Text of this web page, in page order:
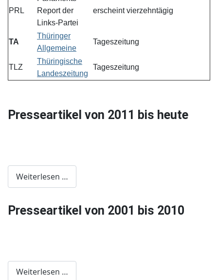
PRL
Report der
Links-Partei
erscheint vierzehntägig
TA
Thüringer
Allgemeine
Tageszeitung
TLZ
Thüringische
Landeszeitung
Tageszeitung
Presseartikel von 2011 bis heute
Weiterlesen …
Presseartikel von 2001 bis 2010
Weiterlesen …